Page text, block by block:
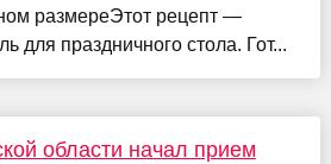
размереЭтот рецепт —
для праздничного стола. Гот...
области начал прием